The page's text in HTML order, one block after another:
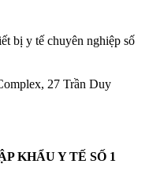
bị y tế chuyên nghiệp số
27 Trần Duy
KHẨU Y TẾ SỐ 1